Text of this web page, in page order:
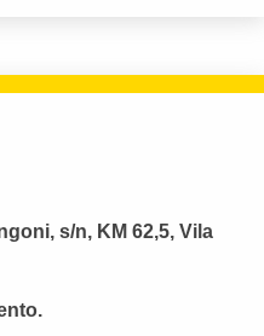
s/n, KM 62,5, Vila